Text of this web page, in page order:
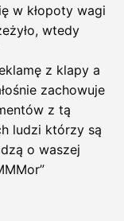
w kłopoty wagi
wtedy
z klapy a
zachowuje
z tą
ludzi którzy są
o waszej